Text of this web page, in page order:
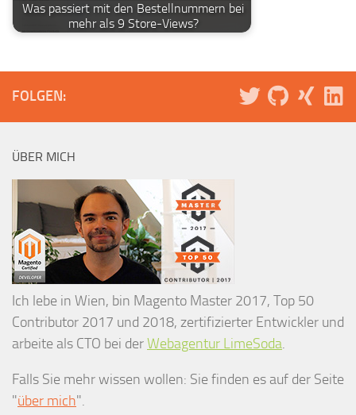
Was passiert mit den Bestellnummern bei
mehr als 9 Store-Views?
FOLGEN:
ÜBER MICH
Ich lebe in Wien, bin Magento Master 2017, Top 50
Contributor 2017 und 2018, zertifizierter Entwickler und
arbeite als CTO bei derWebagentur LimeSoda.
Falls Sie mehr wissen wollen: Sie finden es auf der Seite
"über mich".